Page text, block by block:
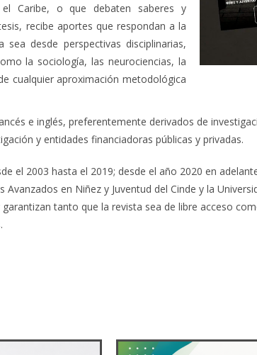
Caribe, o que debaten saberes y
recibe aportes que respondan a la
desde perspectivas disciplinarias,
la sociología, las neurociencias, la
cualquier aproximación metodológica
e inglés, preferentemente derivados de
y entidades financiadoras públicas y privadas.
el 2003 hasta el 2019; desde el año 2020 en
en Niñez y Juventud del Cinde y la
tanto que la revista sea de libre acceso